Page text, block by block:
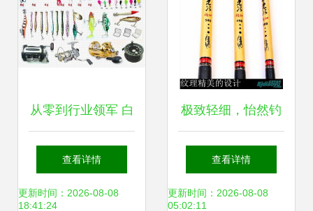
从零到行业领军 白
手起家的电商渔具
销售传奇
查看详情
更新时间：2026-08-08
18:41:24
极致轻细，怡然钓
趣 太平洋酒井忠次
台钓竿3.6米深度体
查看详情
更新时间：2026-08-08
05:02:11